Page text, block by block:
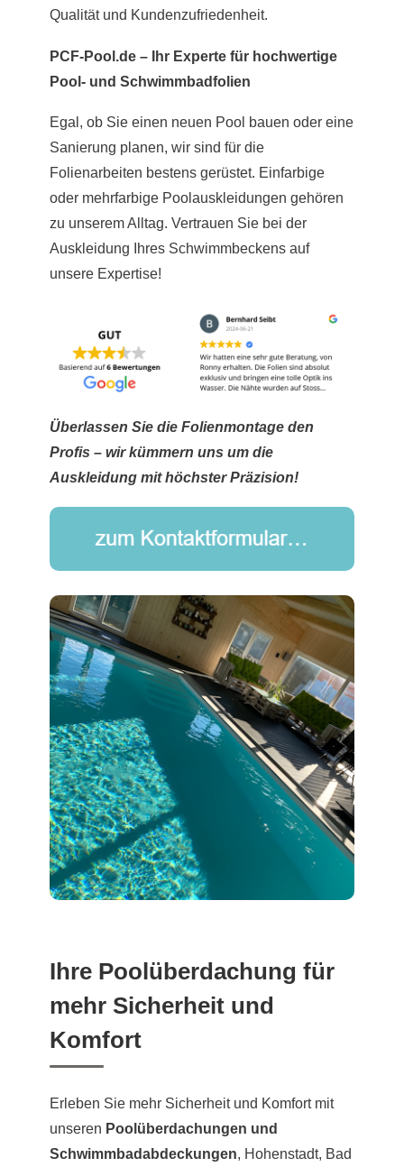
Qualität und Kundenzufriedenheit.
PCF-Pool.de – Ihr Experte für hochwertige
Pool- und Schwimmbadfolien
Egal, ob Sie einen neuen Pool bauen oder eine
Sanierung planen, wir sind für die
Folienarbeiten bestens gerüstet. Einfarbige
oder mehrfarbige Poolauskleidungen gehören
zu unserem Alltag. Vertrauen Sie bei der
Auskleidung Ihres Schwimmbeckens auf
unsere Expertise!
Überlassen Sie die Folienmontage den
Profis – wir kümmern uns um die
Auskleidung mit höchster Präzision!
Ihre Poolüberdachung für
mehr Sicherheit und
Komfort
Erleben Sie mehr Sicherheit und Komfort mit
unseren Poolüberdachungen und
Schwimmbadabdeckungen, Hohenstadt, Bad